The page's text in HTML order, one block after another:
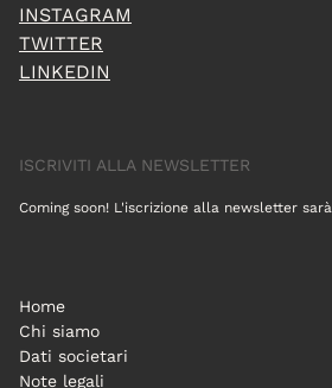
INSTAGRAM
TWITTER
LINKEDIN
ISCRIVITI ALLA NEWSLETTER
Coming soon! L'iscrizione alla newsletter
Home
Chi siamo
Dati societari
Note legali